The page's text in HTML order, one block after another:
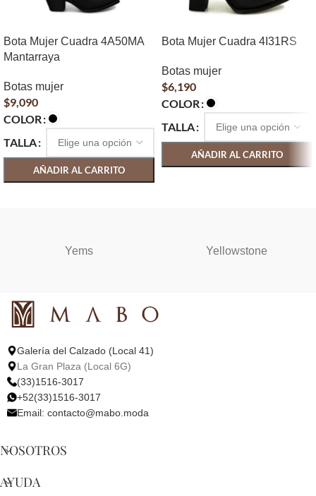
Bota Mujer Cuadra 4A50MA
Mantarraya
Botas mujer
$9,090
COLOR
TALLA
AÑADIR AL CARRITO
Bota Mujer Cuadra 4I31RS
Botas mujer
$6,190
COLOR
TALLA
AÑADIR AL CARRITO
Yems Yellowstone
Galería del Calzado (Local 41)
La Gran Plaza (Local 6G)
(33)1516-3017
+52(33)1516-3017
Email: contacto@mabo.moda
NOSOTROS
AYUDA